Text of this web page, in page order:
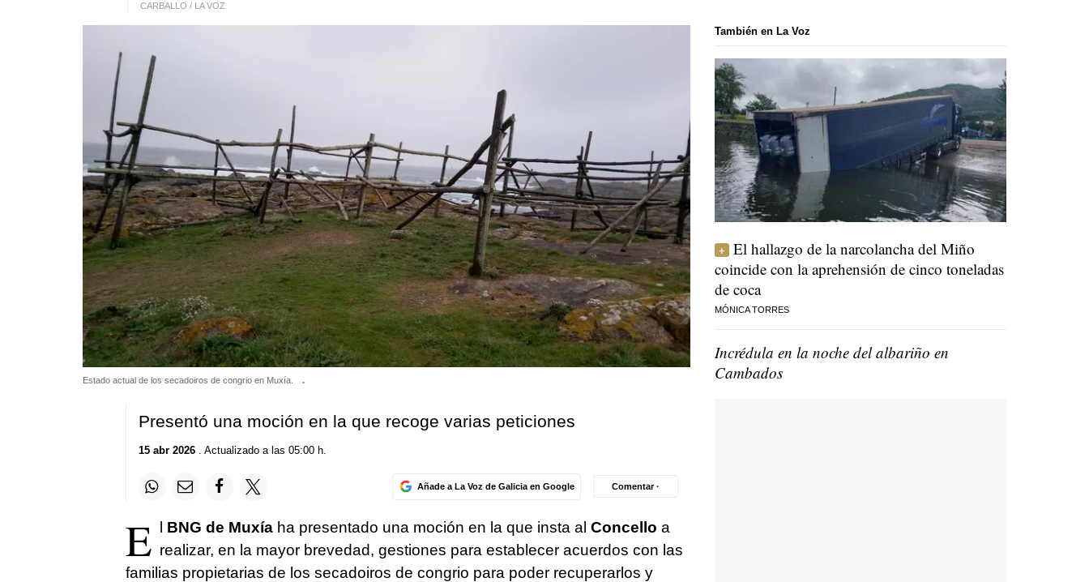
CARBALLO / LA VOZ
Estado actual de los secadoiros de congrio en Muxía. .
Presentó una moción en la que recoge varias peticiones
15 abr 2026. Actualizado a las 05:00 h.
Añade a La Voz de Galicia en Google Comentar ·
E l BNG de Muxíaha presentado una moción en la que insta al Concello a
realizar, en la mayor brevedad, gestiones para establecer acuerdos con las
familias propietarias de los secadoiros de congrio para poder recuperarlos y
También en La Voz
El hallazgo de la narcolancha del Miño
coincide con la aprehensión de cinco toneladas
de coca
MÓNICA TORRES
Incrédula en la noche del albariño en
Cambados